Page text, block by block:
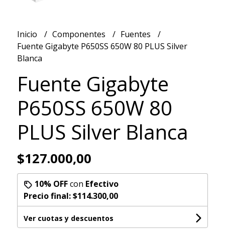
Inicio Componentes
Fuentes
Fuente Gigabyte P650SS 650W 80 PLUS Silver
Blanca
Fuente Gigabyte
P650SS 650W 80
PLUS Silver Blanca
$127.000,00
10% OFFcon Efectivo
Precio final:$114.300,00
Ver cuotas y descuentos